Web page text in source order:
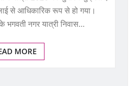
से आधिकारिक रूप से हो गया।
भगवती नगर यात्री निवास…
MORE